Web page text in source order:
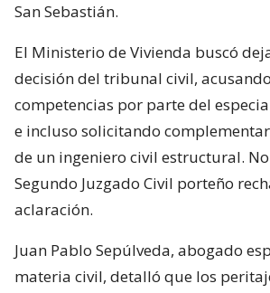
San Sebastián.
El Ministerio de Vivienda buscó
decisión del tribunal civil,
competencias por parte del
e incluso solicitando
de un ingeniero civil estructural.
Segundo Juzgado Civil porteño
aclaración.
Juan Pablo Sepúlveda, abogado
materia civil, detalló que los